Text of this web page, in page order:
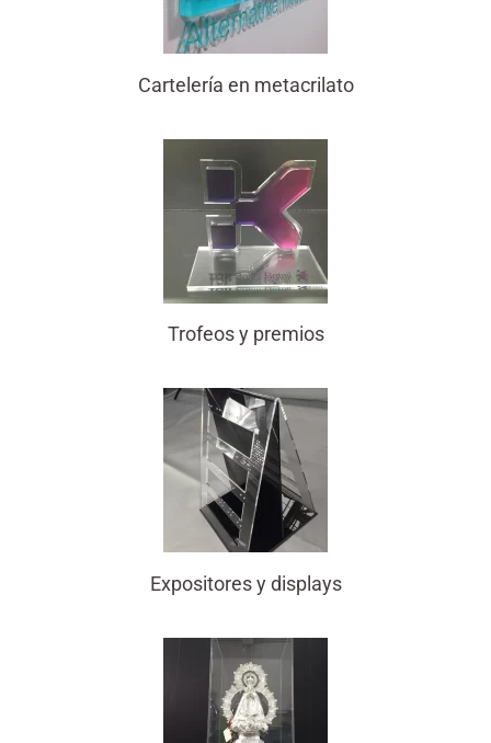
Cartelería en metacrilato
Trofeos y premios
Expositores y displays